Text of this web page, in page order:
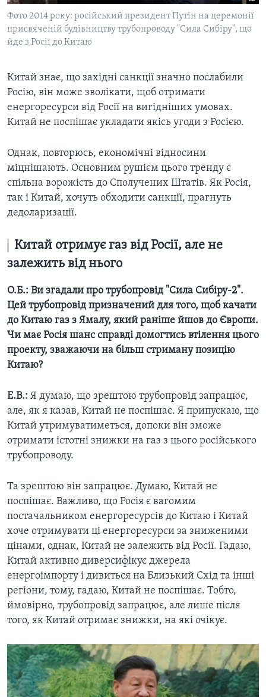
Фото 2014 року: російський президент Путін на церемонії
присвяченій будівництву трубопроводу "Сила Сибіру", що
йде з Росії до Китаю
Китай знає, що західні санкції значно послабили
Росію, він може зволікати, щоб отримати
енергоресурси від Росії на вигідніших умовах.
Китай не поспішає укладати якісь угоди з Росією.
Однак, повторюсь, економічні відносини
міцнішають. Основним рушієм цього тренду є
спільна ворожість до Сполучених Штатів. Як Росія,
так і Китай, хочуть обходити санкції, прагнуть
дедоларизації.
Китай отримує газ від Росії, але не
залежить від нього
О.Б.: Ви згадали про трубопровід "Сила Сибіру-2".
Цей трубопровід призначений для того, щоб качати
до Китаю газ з Ямалу, який раніше йшов до Європи.
Чи має Росія шанс справді домогтись втілення цього
проекту, зважаючи на більш стриману позицію
Китаю?
Е.В.: Я думаю, що зрештою трубопровід запрацює,
але, як я казав, Китай не поспішає. Я припускаю, що
Китай утримуватиметься, допоки він зможе
отримати істотні знижки на газ з цього російського
трубопроводу.
Та зрештою він запрацює. Думаю, Китай не
поспішає. Важливо, що Росія є вагомим
постачальником енергоресурсів до Китаю і Китай
хоче отримувати ці енергоресурси за зниженими
цінами, однак, Китай не залежить від Росії. Гадаю,
Китай активно диверсифікує джерела
енергоімпорту і дивиться на Близький Схід та інші
регіони, тому, гадаю, Китай не поспішає. Тобто,
ймовірно, трубопровід запрацює, але лише після
того, як Китай отримає знижки, на які очікує.